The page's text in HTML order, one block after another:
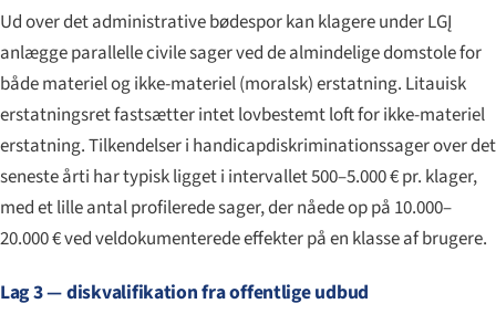
Ud over det administrative bødespor kan klagere under LGĮ
anlægge parallelle civile sager ved de almindelige domstole for
både materiel og ikke-materiel (moralsk) erstatning. Litauisk
erstatningsret fastsætter intet lovbestemt loft for ikke-materiel
erstatning. Tilkendelser i handicapdiskriminationssager over det
seneste årti har typisk ligget i intervallet 500–5.000 € pr. klager,
med et lille antal profilerede sager, der nåede op på 10.000–
20.000 € ved veldokumenterede effekter på en klasse af brugere.
Lag 3 — diskvalifikation fra offentlige udbud